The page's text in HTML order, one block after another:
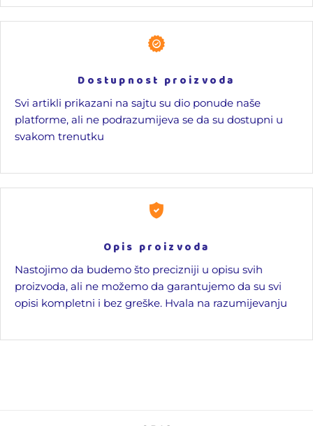
Dostupnost proizvoda
Svi artikli prikazani na sajtu su dio ponude naše
platforme, ali ne podrazumijeva se da su dostupni u
svakom trenutku
Opis proizvoda
Nastojimo da budemo što precizniji u opisu svih
proizvoda, ali ne možemo da garantujemo da su svi
opisi kompletni i bez greške. Hvala na razumijevanju